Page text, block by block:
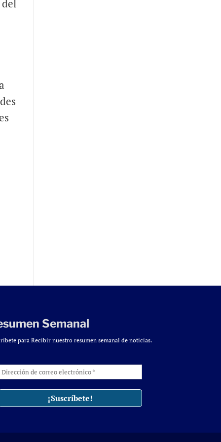
Semanal
para Recibir nuestro resumen semanal de noticias.